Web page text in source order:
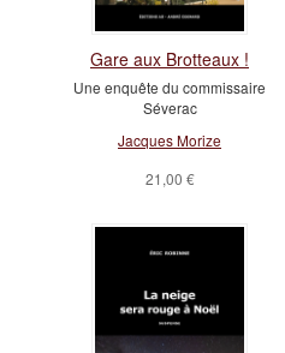
Gare aux Brotteaux !
Une enquête du commissaire
Séverac
Jacques Morize
21,00 €